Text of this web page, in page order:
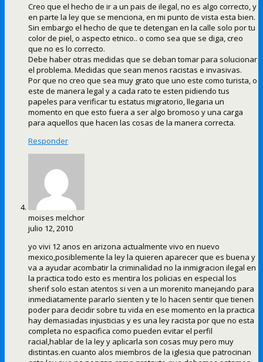
Creo que el hecho de ir a un pais de ilegal, no es algo correcto, y
en parte la ley que se menciona, en mi punto de vista esta bien.
Sin embargo el hecho de que te detengan en la calle solo por tu
color de piel, o aspecto etnico.. o como sea que se diga, creo
que no es lo correcto.
Debe haber otras medidas que se deban tomar para solucionar
el problema. Medidas que sean menos racistas e invasivas.
Por que no creo que sea muy grato que uno este como turista, o
este de manera legal y a cada rato te esten pidiendo tus
papeles para verificar tu estatus migratorio, llegaria un
momento en que esto fuera a ser algo bromoso y una carga
para aquellos que hacen las cosas de la manera correcta.
Responder
moises melchor
julio 12, 2010
yo vivi 12 anos en arizona actualmente vivo en nuevo
mexico,posiblemente la ley la quieren aparecer que es buena y
va a ayudar acombatir la criminalidad no la inmigracion ilegal en
la practica todo esto es mentira los policias en especial los
sherif solo estan atentos si ven a un morenito manejando para
inmediatamente pararlo sienten y te lo hacen sentir que tienen
poder para decidir sobre tu vida en ese momento en la practica
hay demasiadas injusticias y es una ley racista por que no esta
completa no espacifica como pueden evitar el perfil
racial,hablar de la ley y aplicarla son cosas muy pero muy
distintas.en cuanto alos miembros de la iglesia que patrocinan